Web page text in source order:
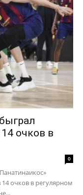
очков в
0
очков в регулярном